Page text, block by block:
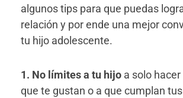
algunos tips para que puedas
relación y por ende una mejor
tu hijo adolescente.
1. No límites a tu hijo a solo
que te gustan o a que cumplan